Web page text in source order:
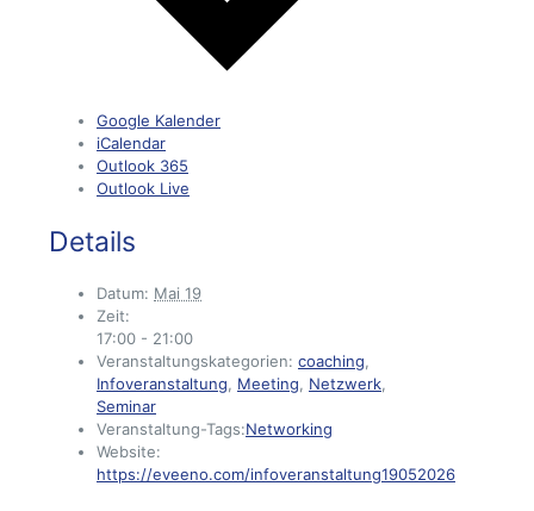
Google Kalender
iCalendar
Outlook 365
Outlook Live
Details
Datum: Mai 19
Zeit:
17:00 - 21:00
Veranstaltungskategorien: coaching,
Infoveranstaltung, Meeting, Netzwerk,
Seminar
Veranstaltung-Tags:Networking
Website:
https://eveeno.com/infoveranstaltung19052026